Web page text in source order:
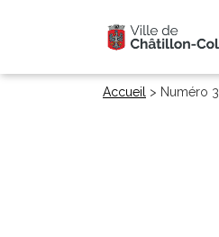
Accueil > Numéro 3